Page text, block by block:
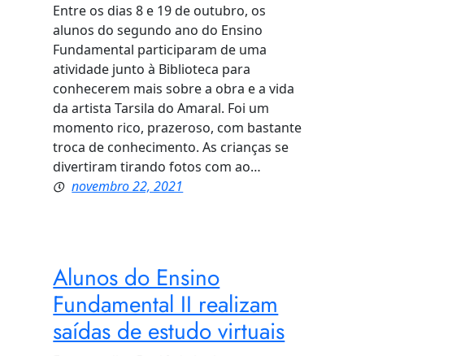
Entre os dias 8 e 19 de outubro, os
alunos do segundo ano do Ensino
Fundamental participaram de uma
atividade junto à Biblioteca para
conhecerem mais sobre a obra e a vida
da artista Tarsila do Amaral. Foi um
momento rico, prazeroso, com bastante
troca de conhecimento. As crianças se
divertiram tirando fotos com ao…
novembro 22, 2021
Alunos do Ensino
Fundamental II realizam
saídas de estudo virtuais